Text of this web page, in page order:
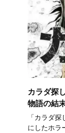
カラダ探
物語の結
「カラダ
にしたホラ